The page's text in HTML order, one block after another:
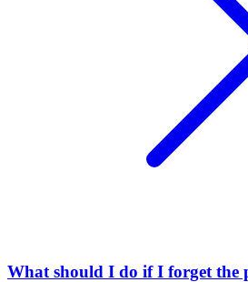
What should I do if I forget the